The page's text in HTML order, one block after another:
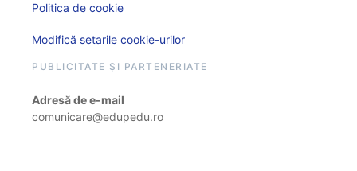
Politica de cookie
Modifică setarile cookie-urilor
PUBLICITATE ȘI PARTENERIATE
Adresă de e-mail
comunicare@edupedu.ro